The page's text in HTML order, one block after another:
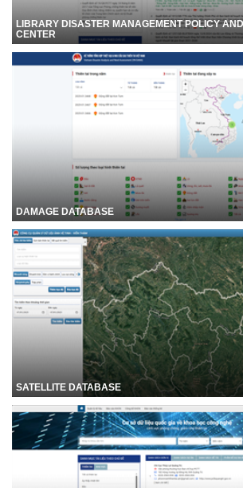
LIBRARY DISASTER MANAGEMENT POLICY
CENTER
DAMAGE DATABASE
SATELLITE DATABASE